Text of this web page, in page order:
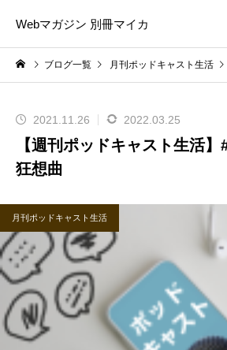
Webマガジン 別冊マイカ
ブログ一覧 月刊ポッドキャスト生活
2021.11.26 2022.03.25
【週刊ポッドキャスト生活
狂想曲
月刊ポッドキャスト生活